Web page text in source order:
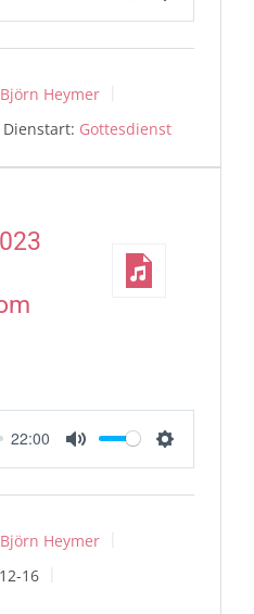
Mute Settings
Heymer
Dienstart: Gottesdienst
22:00
Mute Settings
Heymer
16